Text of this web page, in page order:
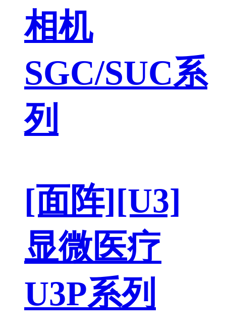
相机
SGC/SUC系
列
[面阵][U3]
显微医疗
U3P系列